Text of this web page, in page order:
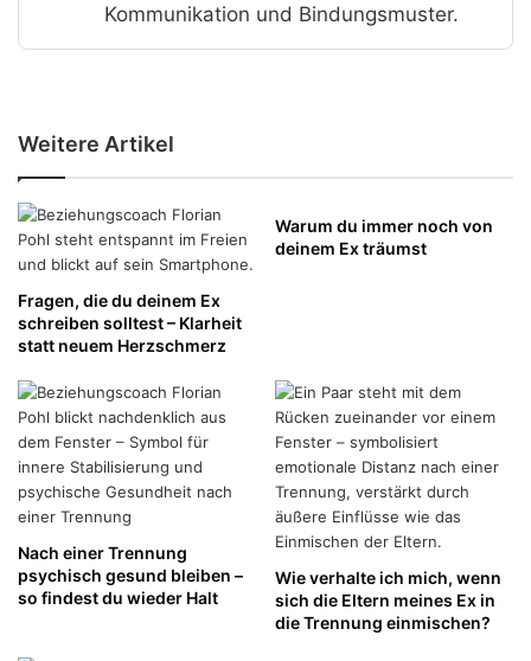
Kommunikation und Bindungsmuster.
Weitere Artikel
Fragen, die du deinem Ex
schreiben solltest – Klarheit
statt neuem Herzschmerz
Warum du immer noch von
deinem Ex träumst
Nach einer Trennung
psychisch gesund bleiben –
so findest du wieder Halt
Wie verhalte ich mich, wenn
sich die Eltern meines Ex in
die Trennung einmischen?